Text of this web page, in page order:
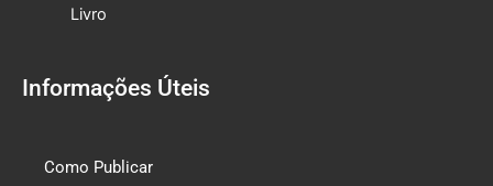
Livro
Informações Úteis
Como Publicar